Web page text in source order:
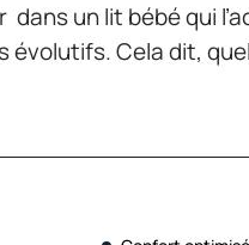
un lit bébé qui
évolutifs. Cela dit,